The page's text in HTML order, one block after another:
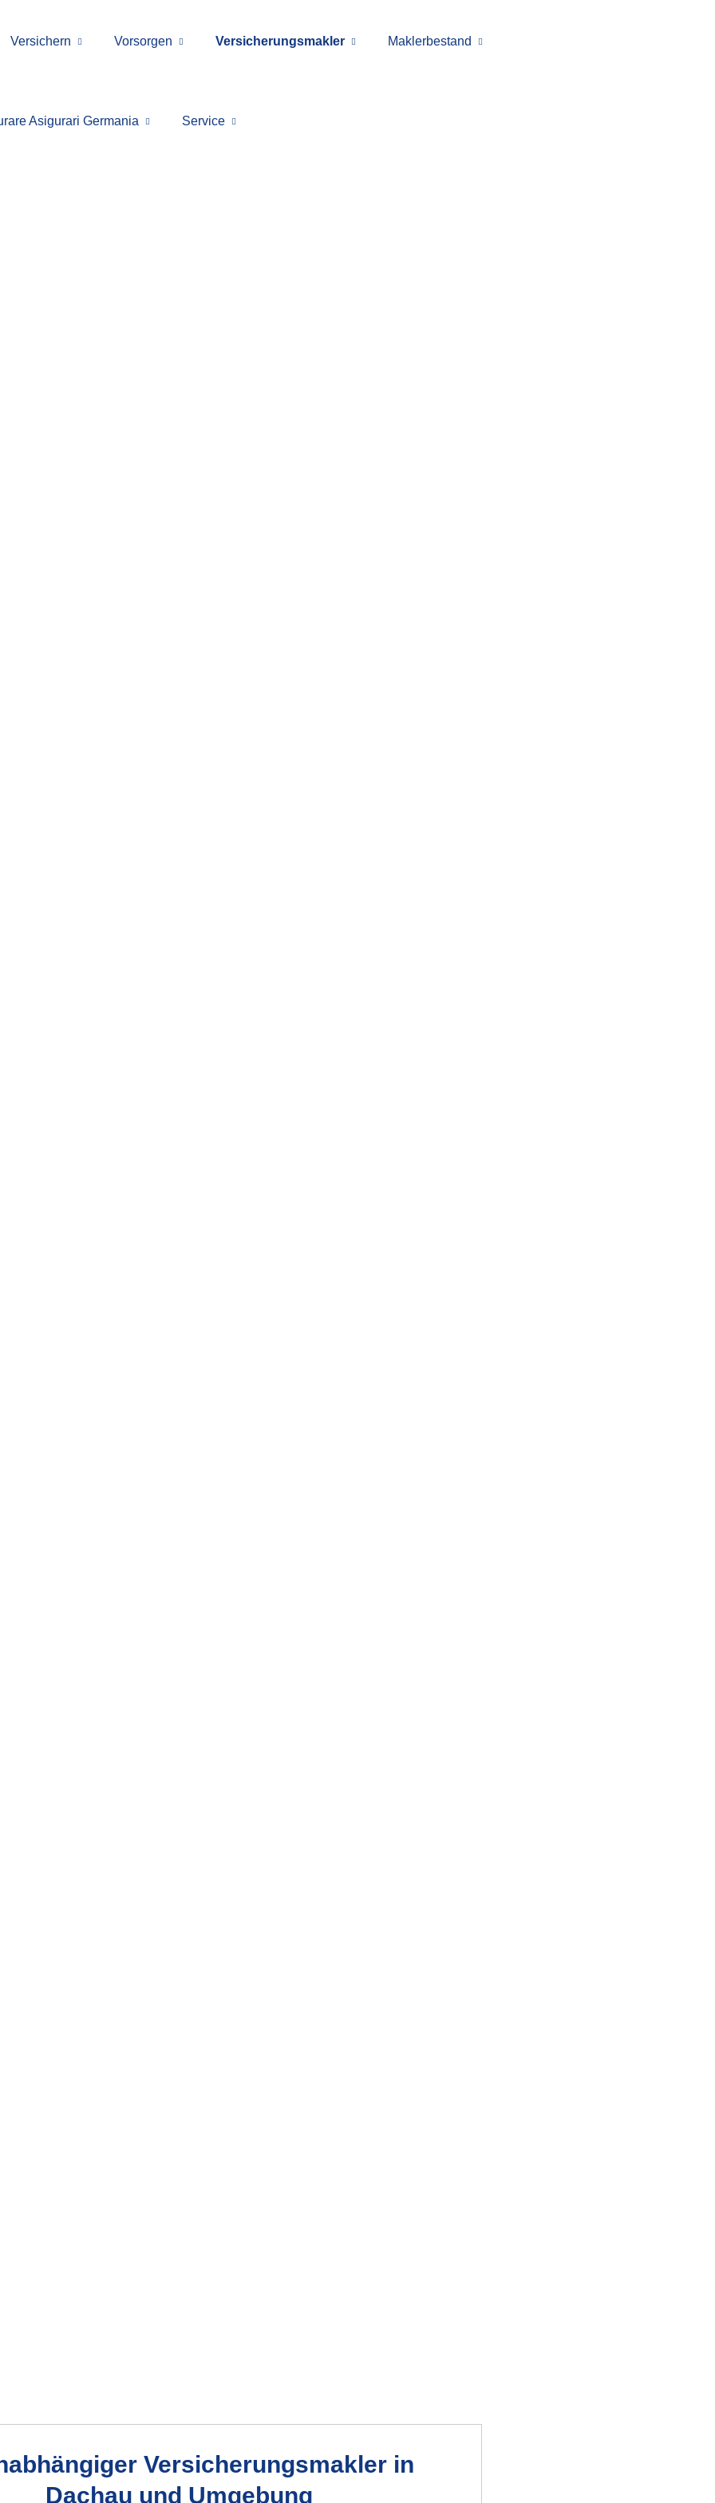
Versichern Vorsorgen Ver­sicherungs­makler Maklerbestand
Asigurari Germania Service
Ver­sicherungs­makler in
Dachau und Umgebung